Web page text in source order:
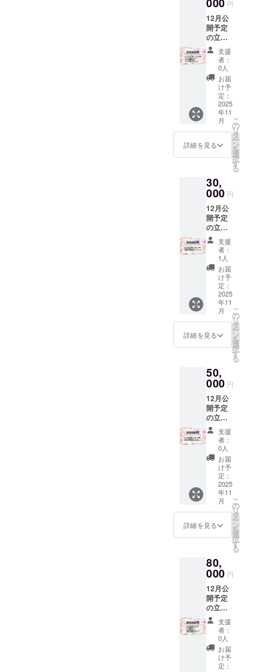
32mm
・デザ
イン：
Live2d
立ち絵
・商品
サイ
ズ：
224mm
×218m
ド 通
常サイ
ズ をご
提供し
ます。
アクス
タ ・デ
ザイ
ン：
Live2d
立ち絵
・商品
サイ
ズ：
マート
で印刷
できる
ネット
プリン
トＱＲ
コード
Live2d
の立ち
絵を
使った
スマー
トフォ
ン用待
ち受け
が手に
してい
ペット
のピン
ク色の
うさぎ
と水色
のうさ
ぎデザ
インのT
シャツ
をご提
供しま
す。 T
シャツ
・イエ
ベandブ
（初期
立ち絵
ている
うさぎ
２体を
使った
デザイ
ン） ・
サイズ
MENS
Ｍ 身
70cm
肩幅
身幅
52cm
74cm
肩幅
50cm
身幅
55cm
WOME
NS
WM 身
61cm
肩幅
36cm
000 円
12月公
開予定
の立ち
絵を先
行公開
最古参
デザイ
ンの
IRIAM
で使え
るアイ
コンリ
ング、
ヘッ
ダー
ファミ
リー
マート
で印刷
できる
ネット
プリン
トＱＲ
コード
Live2d
の立ち
絵を
使った
スマー
トフォ
ン用待
ち受け
絵の
ビッグ
アクリ
ルスタ
ンド を
ご提供
しま
す。
ビッグ
サイズ
アクリ
ルスタ
ンド ・
デザイ
ン：
Live2d
13cm×
19cm
支援
者：
0人
お届
け予
定：
2025
年11
月
詳細を見る
こ
の
リ
タ
ー
ン
を
選
択
す
る
30,
000 円
12月公
開予定
の立ち
絵を先
行公開
最古参
デザイ
ンの
IRIAM
で使え
るアイ
コンリ
ング、
ヘッ
ダー
ファミ
リー
マート
で印刷
できる
ネット
プリン
トＱＲ
コード
Live2d
の立ち
絵を
使った
スマー
トフォ
ン用待
ち受け
（トッ
プの画
等身大
タペス
トリー
をご提
供しま
す。 等
身大タ
ぺスト
リー ・
支援
者：
1人
お届
け予
定：
2025
年11
月
詳細を見る
こ
の
リ
タ
ー
ン
を
選
択
す
る
50,
000 円
12月公
開予定
の立ち
絵を先
行公開
最古参
デザイ
ンの
IRIAM
で使え
るアイ
コンリ
ング、
ヘッ
ダー
ファミ
リー
マート
で印刷
できる
ネット
プリン
トＱＲ
コード
Live2d
の立ち
絵を
支援
者：
0人
お届
け予
定：
2025
年11
月
詳細を見る
こ
の
リ
タ
ー
ン
を
選
択
す
る
80,
000 円
12月公
開予定
の立ち
絵を先
行公開
最古参
デザイ
ンの
IRIAM
支援
者：
0人
お届
け予
定：